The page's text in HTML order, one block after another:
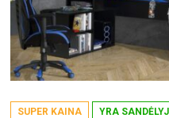
SUPER KAINA YRA